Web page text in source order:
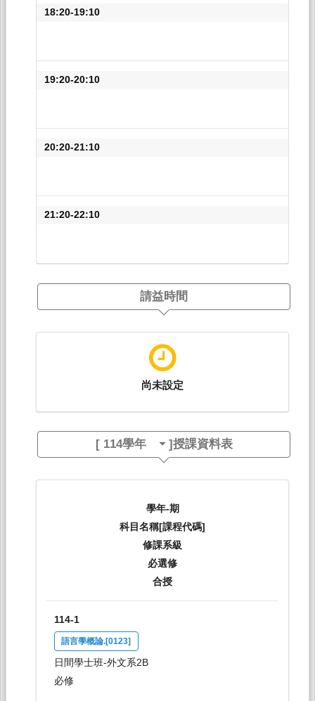
18:20-19:10
19:20-20:10
20:20-21:10
21:20-22:10
請益時間
尚未設定
[ 114學年 ]授課資料表
學年-期
科目名稱[課程代碼]
修課系級
必選修
合授
114-1
語言學概論.[0123]
日間學士班-外文系2B
必修